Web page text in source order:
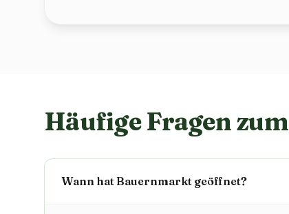
Häufige Fragen
Wann hat Bauernmarkt geöffnet?